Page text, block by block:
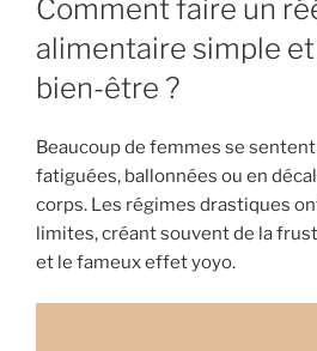
Comment faire un
alimentaire simple
bien-être ?
Beaucoup de femmes se sentent
fatiguées, ballonnées ou en
corps. Les régimes drastiques
limites, créant souvent de la
et le fameux effet yoyo.